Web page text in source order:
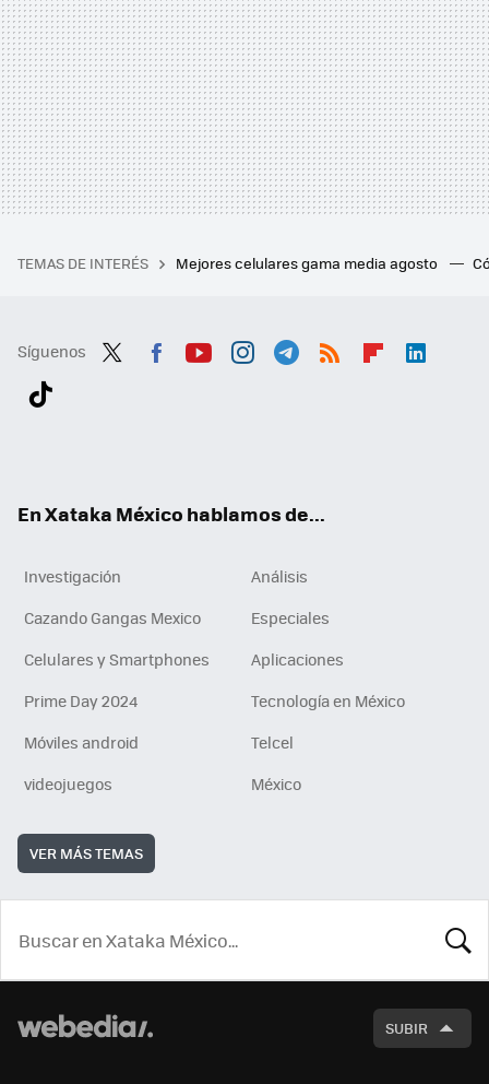
TEMAS DE INTERÉS Mejores celulares gama media agosto
Síguenos
En Xataka México hablamos de...
Investigación
Análisis
Cazando Gangas Mexico
Especiales
Celulares y Smartphones
Aplicaciones
Prime Day 2024
Tecnología en México
Móviles android
Telcel
videojuegos
México
VER MÁS TEMAS
SUBIR